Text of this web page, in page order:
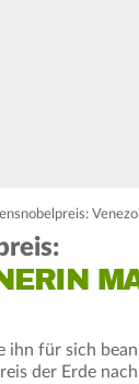
ihn für sich
der Erde